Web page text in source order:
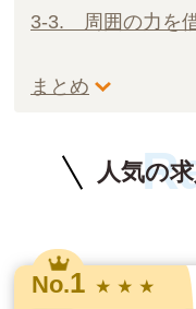
3-3. 周囲の力を
まとめ
人気の
No.1 ★ ★ ★